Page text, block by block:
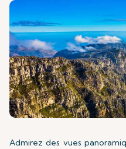
Admirez des vues